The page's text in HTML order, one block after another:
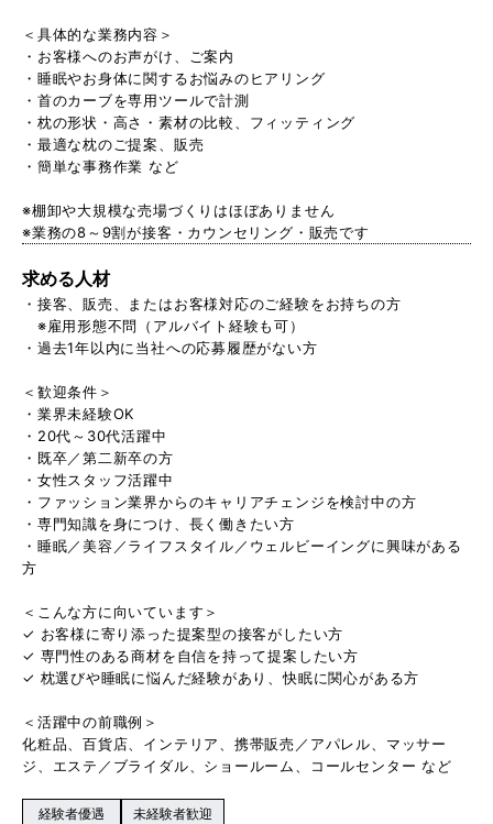
＜具体的な業務内容＞
・お客様へのお声がけ、ご案内
・睡眠やお身体に関するお悩みのヒアリング
・首のカーブを専用ツールで計測
・枕の形状・高さ・素材の比較、フィッティング
・最適な枕のご提案、販売
・簡単な事務作業 など
※棚卸や大規模な売場づくりはほぼありません
※業務の8～9割が接客・カウンセリング・販売です
求める人材
・接客、販売、またはお客様対応のご経験をお持ちの方
※雇用形態不問（アルバイト経験も可）
・過去1年以内に当社への応募履歴がない方
＜歓迎条件＞
・業界未経験OK
・20代～30代活躍中
・既卒／第二新卒の方
・女性スタッフ活躍中
・ファッション業界からのキャリアチェンジを検討中の方
・専門知識を身につけ、長く働きたい方
・睡眠／美容／ライフスタイル／ウェルビーイングに興味がある
方
＜こんな方に向いています＞
✓ お客様に寄り添った提案型の接客がしたい方
✓ 専門性のある商材を自信を持って提案したい方
✓ 枕選びや睡眠に悩んだ経験があり、快眠に関心がある方
＜活躍中の前職例＞
化粧品、百貨店、インテリア、携帯販売／アパレル、マッサー
ジ、エステ／ブライダル、ショールーム、コールセンター など
経験者優遇 未経験者歓迎